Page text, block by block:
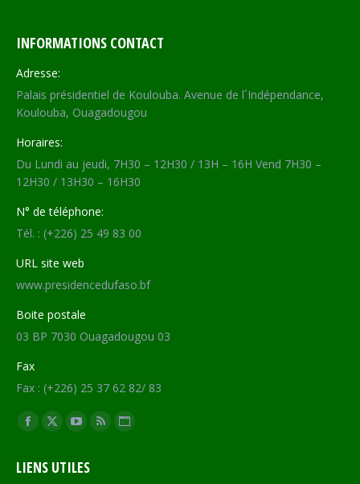
INFORMATIONS CONTACT
Adresse:
Palais présidentiel de Koulouba. Avenue de l´Indépendance,
Koulouba, Ouagadougou
Horaires:
Du Lundi au jeudi, 7H30 – 12H30 / 13H – 16H Vend 7H30 –
12H30 / 13H30 – 16H30
N° de téléphone:
Tél. : (+226) 25 49 83 00
URL site web
www.presidencedufaso.bf
Boite postale
03 BP 7030 Ouagadougou 03
Fax
Fax : (+226) 25 37 62 82/ 83
Trouvez nous sur :
Facebook
opens
X
opens
YouTube
opens
RSS Site
LIENS UTILES